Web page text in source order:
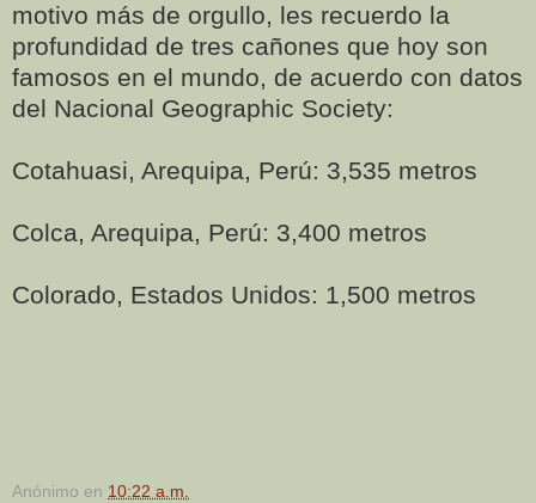
motivo más de orgullo, les recuerdo la
profundidad de tres cañones que hoy son
famosos en el mundo, de acuerdo con datos
del Nacional Geographic Society:
Cotahuasi, Arequipa, Perú: 3,535 metros
Colca, Arequipa, Perú: 3,400 metros
Colorado, Estados Unidos: 1,500 metros
Anónimo en 10:22 a.m.